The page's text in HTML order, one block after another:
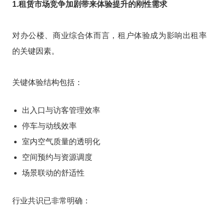
1.租赁市场竞争加剧带来体验提升的刚性需求
对办公楼、商业综合体而言，租户体验成为影响出租率
的关键因素。
关键体验结构包括：
出入口与访客管理效率
停车与动线效率
室内空气质量的透明化
空间预约与资源调度
场景联动的舒适性
行业共识已非常明确：